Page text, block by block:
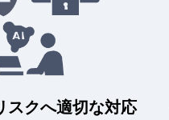
スクへ適切な対応